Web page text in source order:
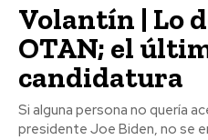
Volantín | Lo
OTAN; el
candidatura
Si alguna persona no quería
presidente Joe Biden, no se